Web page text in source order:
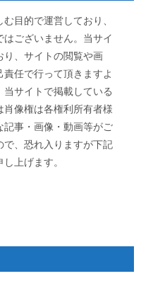
目的で運営しており、
ございません。当サイ
り、サイトの閲覧や画
任で行って頂きますよ
サイトで掲載している
像権は各権利所有者様
記事・画像・動画等がご
で、恐れ入りますが下記
上げます。